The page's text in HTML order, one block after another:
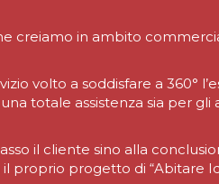
creiamo in ambito
volto a soddisfare a 360°
totale assistenza sia per gli
il cliente sino alla
proprio progetto di “Abitare